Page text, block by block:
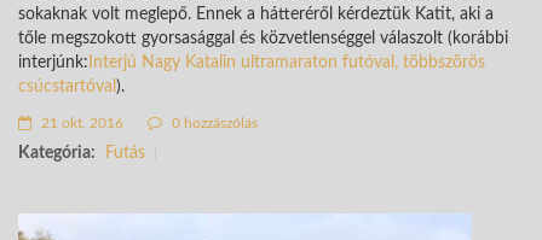
sokaknak volt meglepő. Ennek a hátteréről kérdeztük Katit, aki a
tőle megszokott gyorsasággal és közvetlenséggel válaszolt (korábbi
interjúnk: Interjú Nagy Katalin ultramaraton futóval, többszörös
csúcstartóval ).
21 okt. 2016 0 hozzászólás
Kategória: Futás